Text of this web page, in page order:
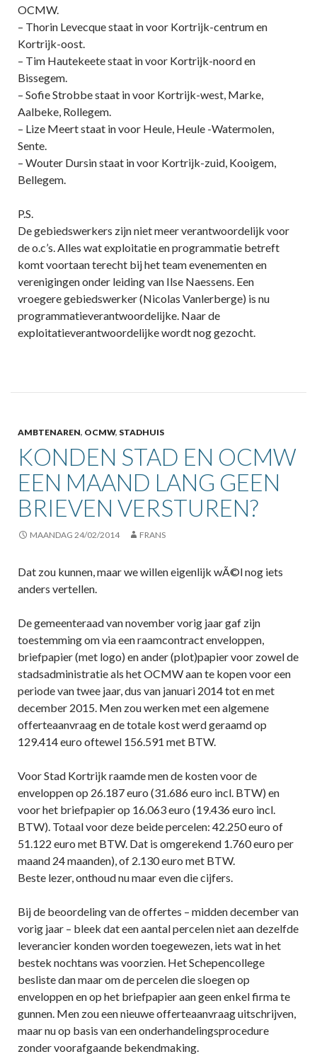
OCMW.
– Thorin Levecque staat in voor Kortrijk-centrum en
Kortrijk-oost.
– Tim Hautekeete staat in voor Kortrijk-noord en
Bissegem.
– Sofie Strobbe staat in voor Kortrijk-west, Marke,
Aalbeke, Rollegem.
– Lize Meert staat in voor Heule, Heule -Watermolen,
Sente.
– Wouter Dursin staat in voor Kortrijk-zuid, Kooigem,
Bellegem.
P.S.
De gebiedswerkers zijn niet meer verantwoordelijk voor
de o.c’s. Alles wat exploitatie en programmatie betreft
komt voortaan terecht bij het team evenementen en
verenigingen onder leiding van Ilse Naessens. Een
vroegere gebiedswerker (Nicolas Vanlerberge) is nu
programmatieverantwoordelijke. Naar de
exploitatieverantwoordelijke wordt nog gezocht.
AMBTENAREN, OCMW, STADHUIS
KONDEN STAD EN OCMW
EEN MAAND LANG GEEN
BRIEVEN VERSTUREN?
MAANDAG 24/02/2014 FRANS
Dat zou kunnen, maar we willen eigenlijk wÃ©l nog iets
anders vertellen.
De gemeenteraad van november vorig jaar gaf zijn
toestemming om via een raamcontract enveloppen,
briefpapier (met logo) en ander (plot)papier voor zowel de
stadsadministratie als het OCMW aan te kopen voor een
periode van twee jaar, dus van januari 2014 tot en met
december 2015. Men zou werken met een algemene
offerteaanvraag en de totale kost werd geraamd op
129.414 euro oftewel 156.591 met BTW.
Voor Stad Kortrijk raamde men de kosten voor de
enveloppen op 26.187 euro (31.686 euro incl. BTW) en
voor het briefpapier op 16.063 euro (19.436 euro incl.
BTW). Totaal voor deze beide percelen: 42.250 euro of
51.122 euro met BTW. Dat is omgerekend 1.760 euro per
maand 24 maanden), of 2.130 euro met BTW.
Beste lezer, onthoud nu maar even die cijfers.
Bij de beoordeling van de offertes – midden december van
vorig jaar – bleek dat een aantal percelen niet aan dezelfde
leverancier konden worden toegewezen, iets wat in het
bestek nochtans was voorzien. Het Schepencollege
besliste dan maar om de percelen die sloegen op
enveloppen en op het briefpapier aan geen enkel firma te
gunnen. Men zou een nieuwe offerteaanvraag uitschrijven,
maar nu op basis van een onderhandelingsprocedure
zonder voorafgaande bekendmaking.